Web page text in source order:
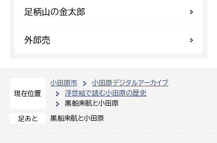
現在位置
小田原市
小田原デジタルアーカイブ
浮世絵で読む小田原の歴史
黒船来航と小田原
足あと 黒船来航と小田原
足柄山の金太郎
外郎売